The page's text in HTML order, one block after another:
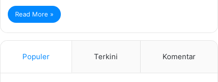
Read More »
Populer Terkini Komentar